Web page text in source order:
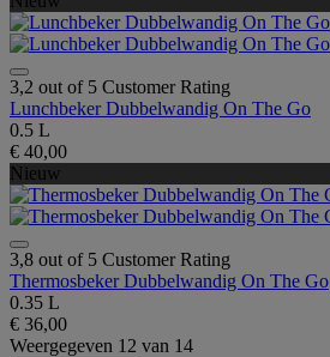
3,2 out of 5 Customer Rating
Lunchbeker Dubbelwandig On The Go
0.5 L
€ 40,00
Nieuw
3,8 out of 5 Customer Rating
Thermosbeker Dubbelwandig On The Go
0.35 L
€ 36,00
Weergegeven 12 van 14